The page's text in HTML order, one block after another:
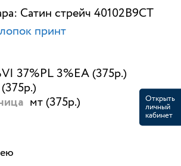
Сатин стрейч 40102В9СТ
принт
37%PL 3%EA (375р.)
мт (375р.) Открыть
личный
кабинет